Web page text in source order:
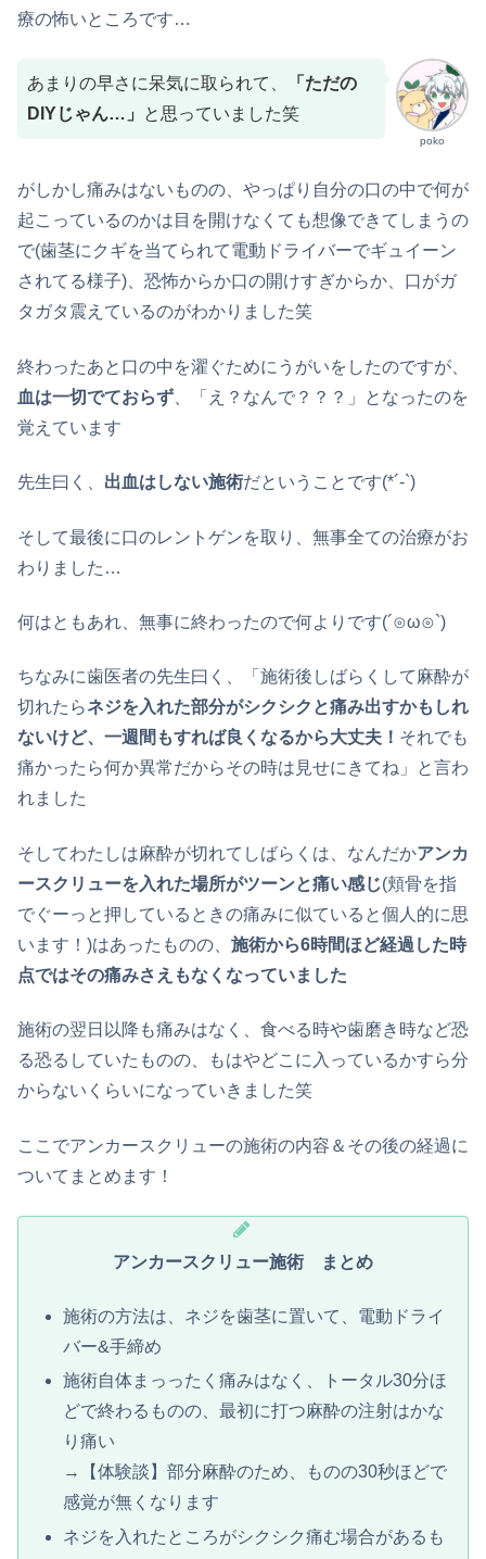
療の怖いところです…
poko
あまりの早さに呆気に取られて、
「ただの
DIYじゃん…」
と思っていました笑
がしかし痛みはないものの、やっぱり自分の口の中で何が
起こっているのかは目を開けなくても想像できてしまうの
で(歯茎にクギを当てられて電動ドライバーでギュイーン
されてる様子)、恐怖からか口の開けすぎからか、口がガ
タガタ震えているのがわかりました笑
終わったあと口の中を濯ぐためにうがいをしたのですが、
血は一切でておらず 、「え？なんで？？？」となったのを
覚えています
先生曰く、 出血はしない施術だということです(*´-`)
そして最後に口のレントゲンを取り、無事全ての治療がお
わりました…
何はともあれ、無事に終わったので何よりです(´⊙ω⊙`)
ちなみに歯医者の先生曰く、「施術後しばらくして麻酔が
切れたらネジを入れた部分がシクシクと痛み出すかもしれ
ないけど、一週間もすれば良くなるから大丈夫！ それでも
痛かったら何か異常だからその時は見せにきてね」と言わ
れました
そしてわたしは麻酔が切れてしばらくは、なんだかアンカ
ースクリューを入れた場所がツーンと痛い感じ(頬骨を指
でぐーっと押しているときの痛みに似ていると個人的に思
います！)はあったものの、 施術から6時間ほど経過した時
点ではその痛みさえもなくなっていました
施術の翌日以降も痛みはなく、食べる時や歯磨き時など恐
る恐るしていたものの、もはやどこに入っているかすら分
からないくらいになっていきました笑
ここでアンカースクリューの施術の内容＆その後の経過に
ついてまとめます！
アンカースクリュー施術 まとめ
施術の方法は、ネジを歯茎に置いて、電動ドライ
バー&手締め
施術自体まっったく痛みはなく、トータル30分ほ
どで終わるものの、最初に打つ麻酔の注射はかな
り痛い
→【体験談】部分麻酔のため、ものの30秒ほどで
感覚が無くなります
ネジを入れたところがシクシク痛む場合があるも